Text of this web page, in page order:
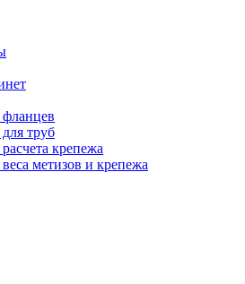
фланцев
труб
крепежа
метизов и крепежа